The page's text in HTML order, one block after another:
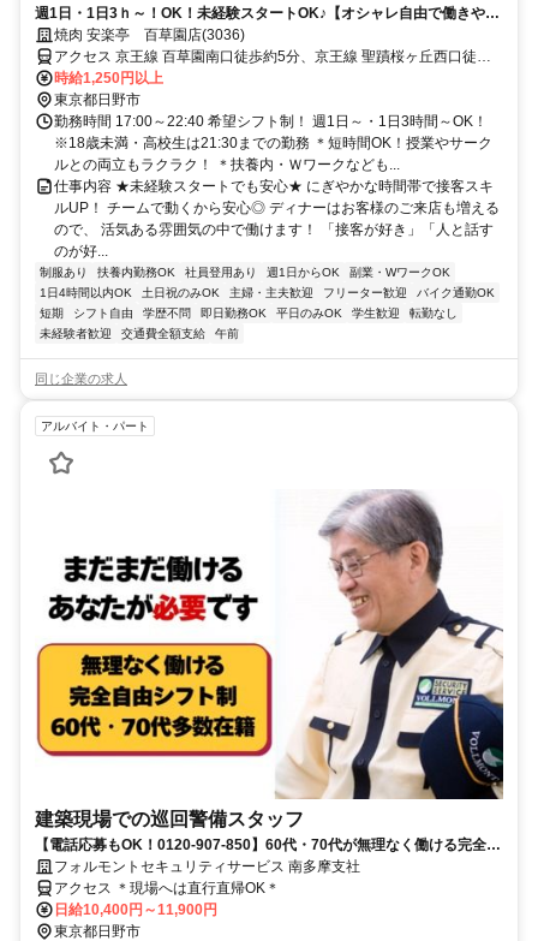
週1日・1日3ｈ～！OK！未経験スタートOK♪【オシャレ自由で働きやす
い！染髪・ピアスOK(規定有)】
焼肉 安楽亭 百草園店(3036)
アクセス 京王線 百草園南口徒歩約5分、京王線 聖蹟桜ヶ丘西口徒歩
約18分、多摩都市モノレール線 高幡不動徒歩約25分 百草園駅より徒
歩4分/車・バイク通勤OK！
時給1,250円以上
東京都日野市
勤務時間 17:00～22:40 希望シフト制！ 週1日～・1日3時間～OK！
※18歳未満・高校生は21:30までの勤務 ＊短時間OK！授業やサーク
ルとの両立もラクラク！ ＊扶養内・Ｗワークなども...
仕事内容 ★未経験スタートでも安心★ にぎやかな時間帯で接客スキ
ルUP！ チームで動くから安心◎ ディナーはお客様のご来店も増える
ので、 活気ある雰囲気の中で働けます！ 「接客が好き」「人と話す
のが好...
制服あり 扶養内勤務OK 社員登用あり 週1日からOK
副業・WワークOK
1日4時間以内OK
土日祝のみOK 主婦・主夫歓迎 フリーター歓迎
バイク通勤OK
短期
シフト自由 学歴不問 即日勤務OK 平日のみOK 学生歓迎
転勤なし
未経験者歓迎
交通費全額支給 午前
同じ企業の求人
アルバイト・パート
建築現場での巡回警備スタッフ
【電話応募もOK！0120-907-850】60代・70代が無理なく働ける完全自
由シフト♪日払いOK♪
フォルモントセキュリティサービス 南多摩支社
アクセス ＊現場へは直行直帰OK＊
日給10,400円～11,900円
東京都日野市